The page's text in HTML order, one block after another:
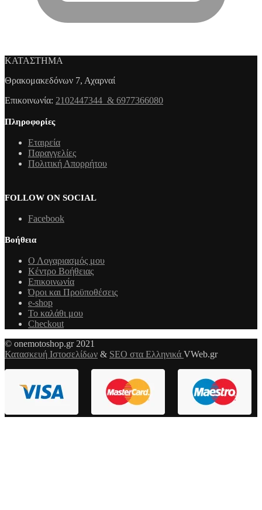
ΚΑΤΑΣΤΗΜΑ
Θρακομακεδόνων 7, Αχαρναί
Επικοινωνία: 2102447344 & 6977366080
Πληροφορίες
Εταιρεία
Παραγγελίες
Πολιτική Απορρήτου
FOLLOW ON SOCIAL
Facebook
Βοήθεια
Ο Λογαριασμός μου
Κέντρο Βοήθειας
Επικοινωνία
Όροι και Προϋποθέσεις
e-shop
Το καλάθι μου
Checkout
© onemotoshop.gr 2021
Κατασκευή Ιστοσελίδων & SEO στα Ελληνικά VWeb.gr